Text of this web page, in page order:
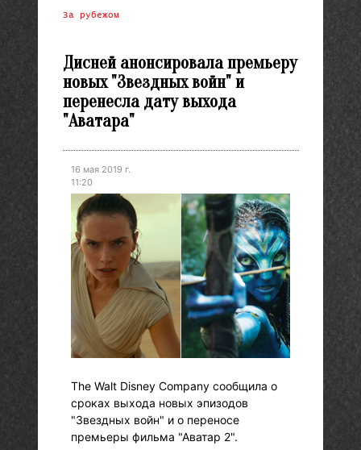
За рубежом
Дисней анонсировала премьеру
новых "Звездных войн" и
перенесла дату выхода
"Аватара"
16 мая 2019 г.
11:20
The Walt Disney Company сообщила о
сроках выхода новых эпизодов
"Звездных войн" и о переносе
премьеры фильма "Аватар 2".